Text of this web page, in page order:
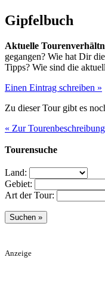
Gipfelbuch
Aktuelle
gegangen? Wie hat Dir
Tipps? Wie sind die
Einen Eintrag schreiben »
Zu dieser Tour gibt es
« Zur Tourenbeschreibung
Tourensuche
Land:
Gebiet:
Art der Tour:
Anzeige